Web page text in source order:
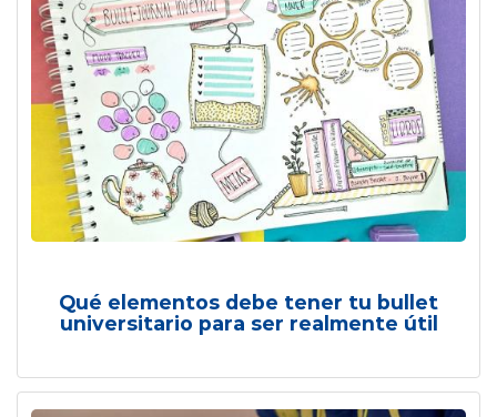
Qué elementos debe tener tu bullet
universitario para ser realmente útil